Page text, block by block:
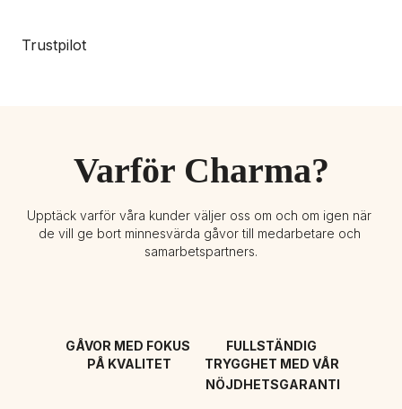
Trustpilot
Varför Charma?
Upptäck varför våra kunder väljer oss om och om igen när
de vill ge bort minnesvärda gåvor till medarbetare och
samarbetspartners.
GÅVOR MED FOKUS
PÅ KVALITET
FULLSTÄNDIG
TRYGGHET MED VÅR
NÖJDHETSGARANTI